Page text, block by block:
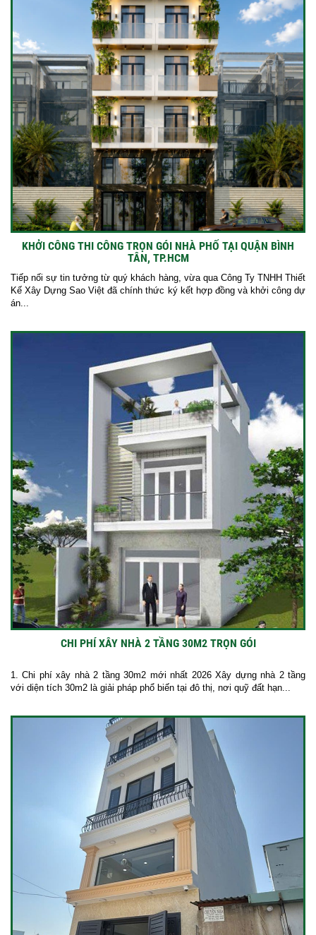
KHỞI CÔNG THI CÔNG TRỌN GÓI NHÀ PHỐ TẠI QUẬN BÌNH
TÂN, TP.HCM
Tiếp nối sự tin tưởng từ quý khách hàng, vừa qua Công Ty TNHH Thiết
Kế Xây Dựng Sao Việt đã chính thức ký kết hợp đồng và khởi công dự
án...
CHI PHÍ XÂY NHÀ 2 TẦNG 30M2 TRỌN GÓI
1. Chi phí xây nhà 2 tầng 30m2 mới nhất 2026 Xây dựng nhà 2 tầng
với diện tích 30m2 là giải pháp phổ biến tại đô thị, nơi quỹ đất hạn...